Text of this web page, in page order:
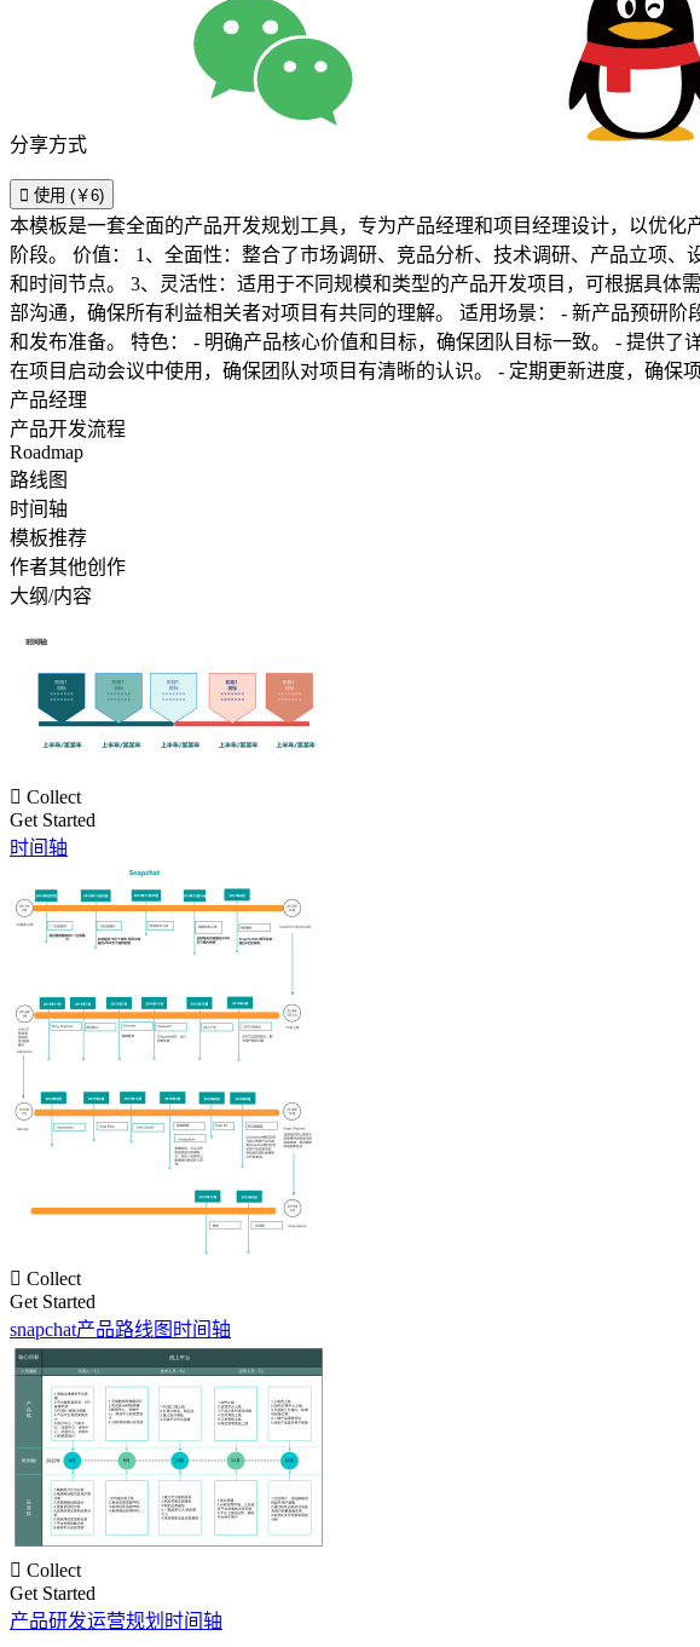
分享方式
 使用 (￥6)
本模板是一套全面的产品开发规划工具，专为产品经理和项目经理设计，以优
阶段。 价值： 1、全面性：整合了市场调研、竞品分析、技术调研、产品立项、设计、研发、测试直至发布的全流程。 2、结构化：清晰的阶段划分和任务列表，帮助团队成员理解各自职责
和时间节点。 3、灵活性：适用于不同规模和类型的产品开发项目，可根据具
部沟通，确保所有利益相关者对项目有共同的理解。 适用场景： - 新产品预研阶段的市场和技术分析。 - 产品立项和设计阶段的规划。 - 研发过程中的核心功能聚焦和集成。 - 上线前的测试
和发布准备。 特色： - 明确产品核心价值和目标，确保团队目标一致。 - 提供了详细的任务分解，便于项目管理和执行。 - 包含了关键的里程碑和交付物，帮助团队保持进度。 使用建议： -
在项目启动会议中使用，确保团队对项目有清晰的认识。 - 定期更新进度，确保
产品经理
产品开发流程
Roadmap
路线图
时间轴
模板推荐
作者其他创作
大纲/内容
 Collect
Get Started
时间轴
 Collect
Get Started
snapchat产品路线图时间轴
 Collect
Get Started
产品研发运营规划时间轴